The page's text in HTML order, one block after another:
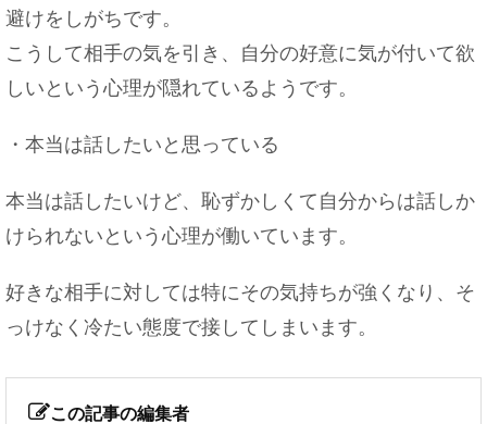
避けをしがちです。
こうして相手の気を引き、自分の好意に気が付いて欲
しいという心理が隠れているようです。
・本当は話したいと思っている
本当は話したいけど、恥ずかしくて自分からは話しか
けられないという心理が働いています。
好きな相手に対しては特にその気持ちが強くなり、そ
っけなく冷たい態度で接してしまいます。
この記事の編集者